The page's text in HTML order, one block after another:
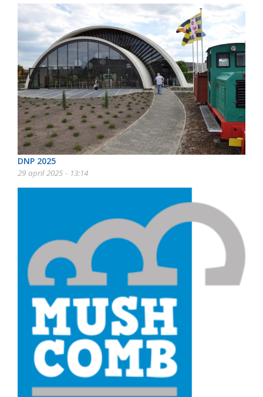
DNP 2025
29 april 2025 - 13:14